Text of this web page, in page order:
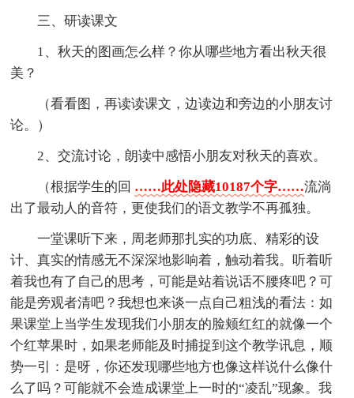
三、研读课文
1、秋天的图画怎么样？你从哪些地方看出秋天很
美？
（看看图，再读读课文，边读边和旁边的小朋友讨
论。）
2、交流讨论，朗读中感悟小朋友对秋天的喜欢。
（根据学生的回 ……此处隐藏10187个字……流淌
出了最动人的音符，更使我们的语文教学不再孤独。
一堂课听下来，周老师那扎实的功底、精彩的设
计、真实的情感无不深深地影响着，触动着我。听着听
着我也有了自己的思考，可能是站着说话不腰疼吧？可
能是旁观者清吧？我想也来谈一点自己粗浅的看法：如
果课堂上当学生发现我们小朋友的脸颊红红的就像一个
个红苹果时，如果老师能及时捕捉到这个教学讯息，顺
势一引：是呀，你还发现哪些地方也像这样说什么像什
么了吗？可能就不会造成课堂上一时的“凌乱”现象。我